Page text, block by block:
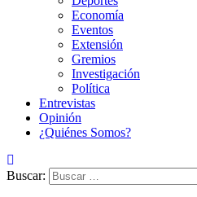
Economía
Eventos
Extensión
Gremios
Investigación
Política
Entrevistas
Opinión
¿Quiénes Somos?
Buscar: